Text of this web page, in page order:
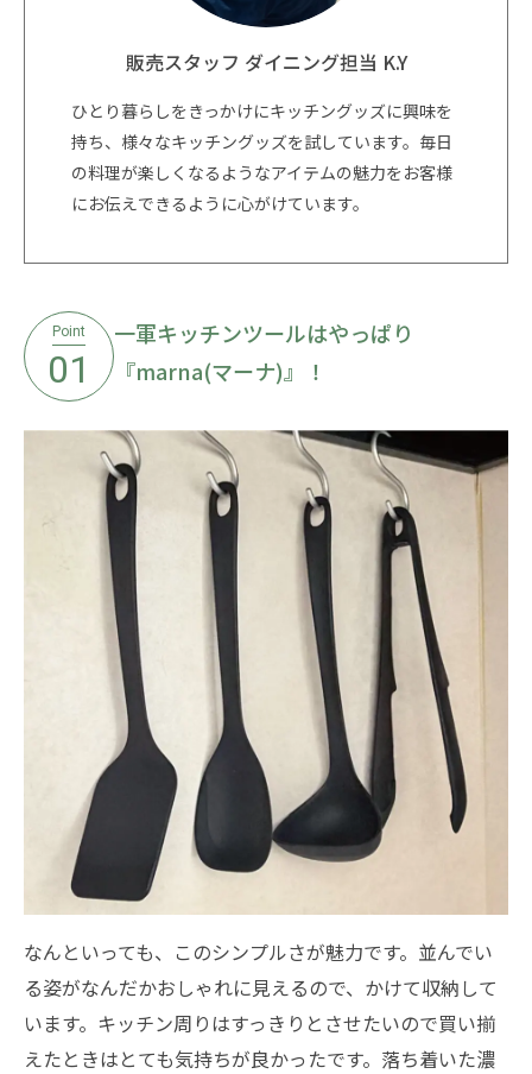
販売スタッフ ダイニング担当 K.Y
ひとり暮らしをきっかけにキッチングッズに興味を
持ち、様々なキッチングッズを試しています。毎日
の料理が楽しくなるようなアイテムの魅力をお客様
にお伝えできるように心がけています。
Point
01
一軍キッチンツールはやっぱり
『marna(マーナ)』！
なんといっても、このシンプルさが魅力です。並んでい
る姿がなんだかおしゃれに見えるので、かけて収納して
います。キッチン周りはすっきりとさせたいので買い揃
えたときはとても気持ちが良かったです。落ち着いた濃